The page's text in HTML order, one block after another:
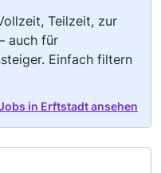
Teilzeit, zur
auch für
Einfach filtern
in Erftstadt ansehen